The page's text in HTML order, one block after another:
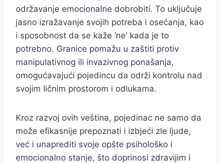
održavanje emocionalne dobrobiti. To uključuje
jasno izražavanje svojih potreba i osećanja, kao
i sposobnost da se kaže ‘ne’ kada je to
potrebno. Granice pomažu u zaštiti protiv
manipulativnog ili invazivnog ponašanja,
omogućavajući pojedincu da održi kontrolu nad
svojim ličnim prostorom i odlukama.
Kroz razvoj ovih veština, pojedinac ne samo da
može efikasnije prepoznati i izbjeći zle ljude,
već i unaprediti svoje opšte psihološko i
emocionalno stanje, što doprinosi zdravijim i